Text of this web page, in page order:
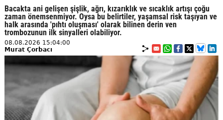
Bacakta ani gelişen şişlik, ağrı, kızarıklık ve sıcaklık artışı çoğu
zaman önemsenmiyor. Oysa bu belirtiler, yaşamsal risk taşıyan ve
halk arasında 'pıhtı oluşması' olarak bilinen derin ven
trombozunun ilk sinyalleri olabiliyor.
08.08.2026 15:04:00
Murat Çorbacı